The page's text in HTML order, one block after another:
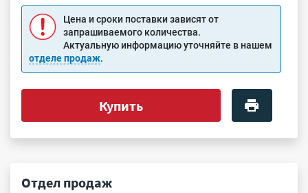
Цена и сроки поставки зависят от
запрашиваемого количества.
Актуальную информацию уточняйте в нашем
отделе продаж.
Купить
Отдел продаж